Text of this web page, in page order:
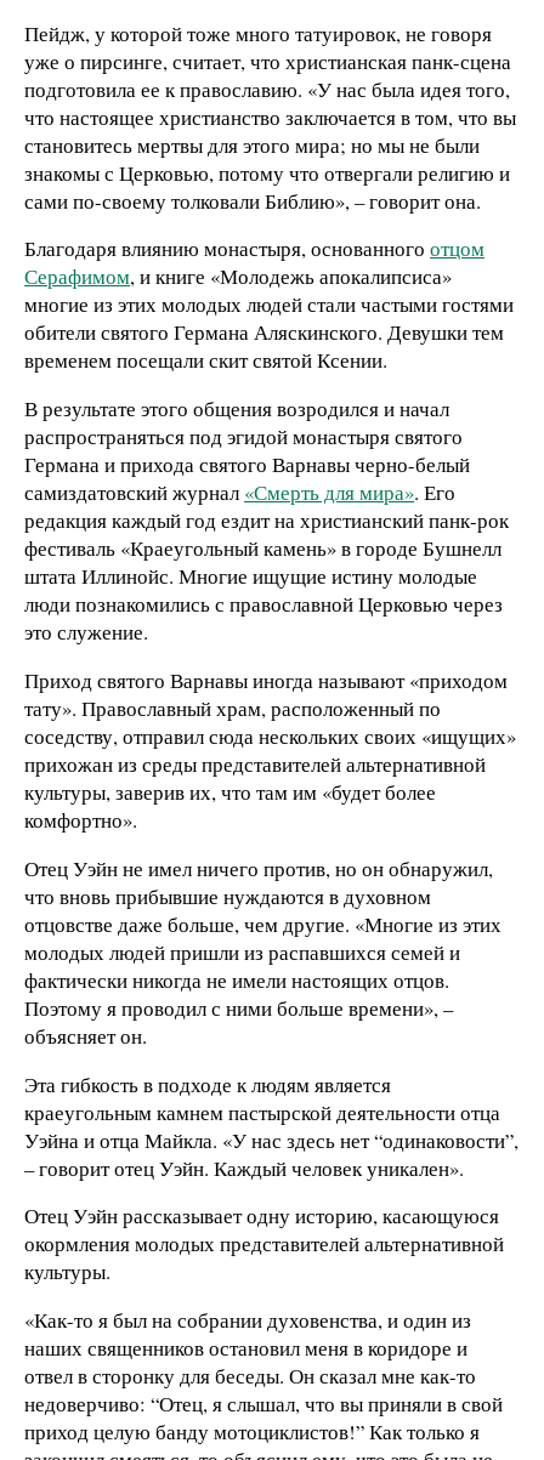
Пейдж, у которой тоже много татуировок, не говоря
уже о пирсинге, считает, что христианская панк-сцена
подготовила ее к православию. «У нас была идея того,
что настоящее христианство заключается в том, что вы
становитесь мертвы для этого мира; но мы не были
знакомы с Церковью, потому что отвергали религию и
сами по-своему толковали Библию», – говорит она.
Благодаря влиянию монастыря, основанного отцом
Серафимом, и книге «Молодежь апокалипсиса»
многие из этих молодых людей стали частыми гостями
обители святого Германа Аляскинского. Девушки тем
временем посещали скит святой Ксении.
В результате этого общения возродился и начал
распространяться под эгидой монастыря святого
Германа и прихода святого Варнавы черно-белый
самиздатовский журнал «Смерть для мира». Его
редакция каждый год ездит на христианский панк-рок
фестиваль «Краеугольный камень» в городе Бушнелл
штата Иллинойс. Многие ищущие истину молодые
люди познакомились с православной Церковью через
это служение.
Приход святого Варнавы иногда называют «приходом
тату». Православный храм, расположенный по
соседству, отправил сюда нескольких своих «ищущих»
прихожан из среды представителей альтернативной
культуры, заверив их, что там им «будет более
комфортно».
Отец Уэйн не имел ничего против, но он обнаружил,
что вновь прибывшие нуждаются в духовном
отцовстве даже больше, чем другие. «Многие из этих
молодых людей пришли из распавшихся семей и
фактически никогда не имели настоящих отцов.
Поэтому я проводил с ними больше времени», –
объясняет он.
Эта гибкость в подходе к людям является
краеугольным камнем пастырской деятельности отца
Уэйна и отца Майкла. «У нас здесь нет “одинаковости”,
– говорит отец Уэйн. Каждый человек уникален».
Отец Уэйн рассказывает одну историю, касающуюся
окормления молодых представителей альтернативной
культуры.
«Как-то я был на собрании духовенства, и один из
наших священников остановил меня в коридоре и
отвел в сторонку для беседы. Он сказал мне как-то
недоверчиво: “Отец, я слышал, что вы приняли в свой
приход целую банду мотоциклистов!” Как только я